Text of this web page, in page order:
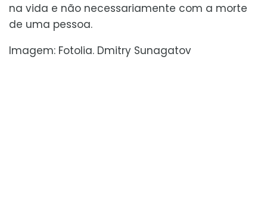
na vida e não necessariamente com a morte
de uma pessoa.
Imagem: Fotolia. Dmitry Sunagatov